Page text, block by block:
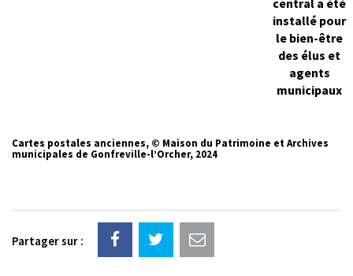
installé pour
le bien-être
des élus et
agents
municipaux
Cartes postales anciennes, © Maison du Patrimoine et Archives
municipales de Gonfreville-l’Orcher, 2024
Partager sur :